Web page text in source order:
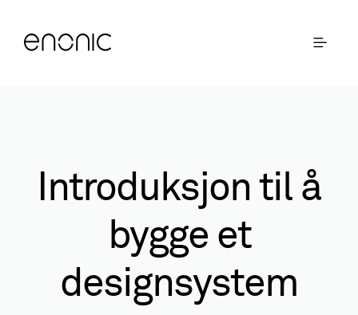
Introduksjon til å
bygge et
designsystem